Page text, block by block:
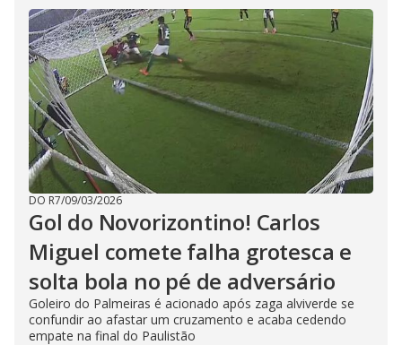
DO R7/09/03/2026
Gol do Novorizontino! Carlos
Miguel comete falha grotesca e
solta bola no pé de adversário
Goleiro do Palmeiras é acionado após zaga alviverde se
confundir ao afastar um cruzamento e acaba cedendo
empate na final do Paulistão